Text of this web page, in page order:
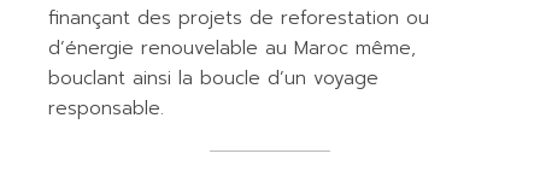
finançant des projets de reforestation ou
d’énergie renouvelable au Maroc même,
bouclant ainsi la boucle d’un voyage
responsable.